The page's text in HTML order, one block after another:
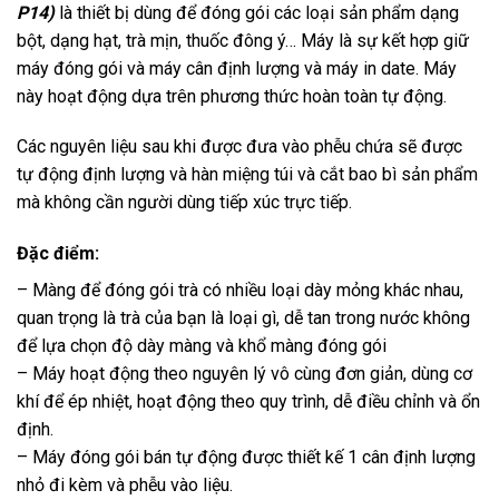
P14)là thiết bị dùng để đóng gói các loại sản phẩm dạng
bột, dạng hạt, trà mịn, thuốc đông ý… Máy là sự kết hợp giữ
máy đóng gói và máy cân định lượng và máy in date. Máy
này hoạt động dựa trên phương thức hoàn toàn tự động.
Các nguyên liệu sau khi được đưa vào phễu chứa sẽ được
tự động định lượng và hàn miệng túi và cắt bao bì sản phẩm
mà không cần người dùng tiếp xúc trực tiếp.
Đặc điểm:
– Màng để đóng gói trà có nhiều loại dày mỏng khác nhau,
quan trọng là trà của bạn là loại gì, dễ tan trong nước không
để lựa chọn độ dày màng và khổ màng đóng gói
– Máy hoạt động theo nguyên lý vô cùng đơn giản, dùng cơ
khí để ép nhiệt, hoạt động theo quy trình, dễ điều chỉnh và ổn
định.
– Máy đóng gói bán tự động được thiết kế 1 cân định lượng
nhỏ đi kèm và phễu vào liệu.